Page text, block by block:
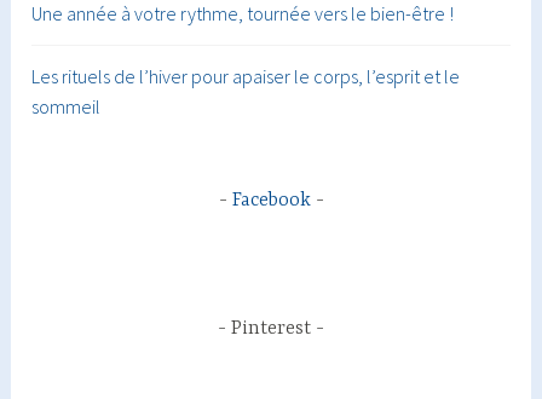
Une année à votre rythme, tournée vers le bien-être !
Les rituels de l’hiver pour apaiser le corps, l’esprit et le
sommeil
Facebook
Pinterest